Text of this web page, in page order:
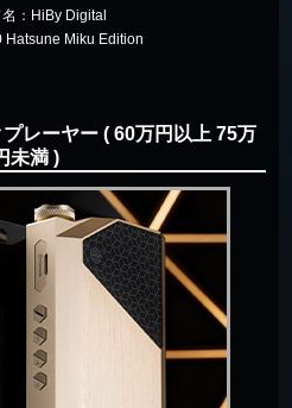
： HiBy Digital
Hatsune Miku Edition
レーヤー ( 60万円以上 75万
未満 )